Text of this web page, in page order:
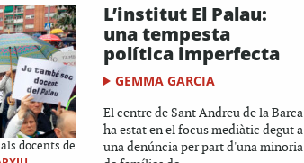
docents de
L’institut El Palau:
una tempesta
política imperfecta
GEMMA GARCIA
El centre de Sant Andreu de la Barca
ha estat en el focus mediàtic degut a
una denúncia per part d'una minoria